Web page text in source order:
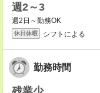
週2～3
週2日～勤務OK
休日休暇 シフトによる
勤務時間